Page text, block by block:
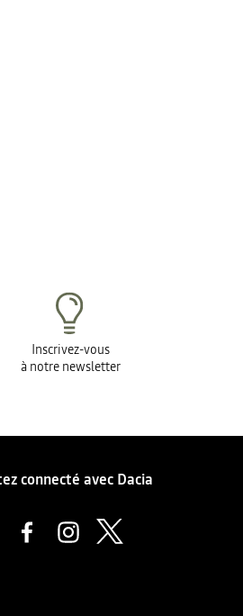
Inscrivez-vous
à notre newsletter
connecté avec Dacia